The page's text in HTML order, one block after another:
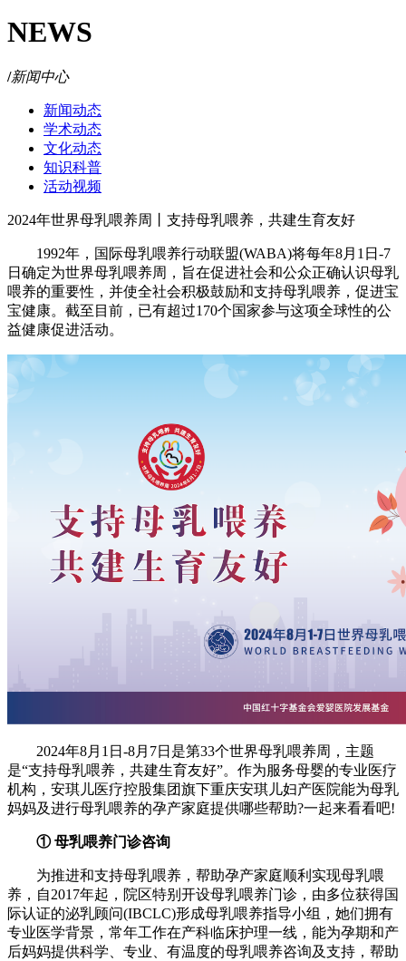
NEWS
/新闻中心
新闻动态
学术动态
文化动态
知识科普
活动视频
2024年世界母乳喂养周丨支持母乳喂养，共建生育友好
1992年，国际母乳喂养行动联盟(WABA)将每年8月1日-7
日确定为世界母乳喂养周，旨在促进社会和公众正确认识母乳
喂养的重要性，并使全社会积极鼓励和支持母乳喂养，促进宝
宝健康。截至目前，已有超过170个国家参与这项全球性的公
益健康促进活动。
2024年8月1日-8月7日是第33个世界母乳喂养周，主题
是“支持母乳喂养，共建生育友好”。作为服务母婴的专业医疗
机构，安琪儿医疗控股集团旗下重庆安琪儿妇产医院能为母乳
妈妈及进行母乳喂养的孕产家庭提供哪些帮助?一起来看看吧!
① 母乳喂养门诊咨询
为推进和支持母乳喂养，帮助孕产家庭顺利实现母乳喂
养，自2017年起，院区特别开设母乳喂养门诊，由多位获得国
际认证的泌乳顾问(IBCLC)形成母乳喂养指导小组，她们拥有
专业医学背景，常年工作在产科临床护理一线，能为孕期和产
后妈妈提供科学、专业、有温度的母乳喂养咨询及支持，帮助